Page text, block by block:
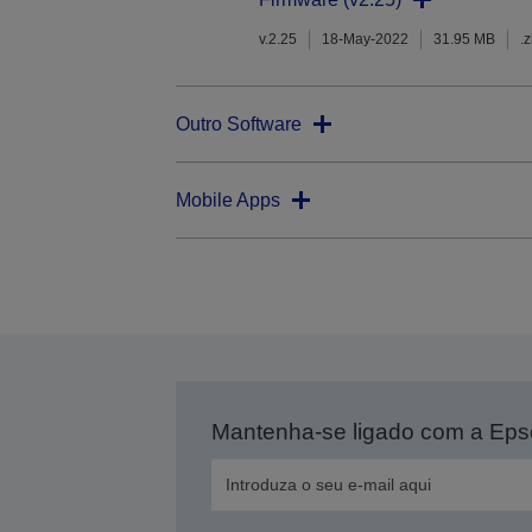
v.2.25 18-May-2022 31.95 MB
Outro Software
Mobile Apps
Mantenha-se ligado com a